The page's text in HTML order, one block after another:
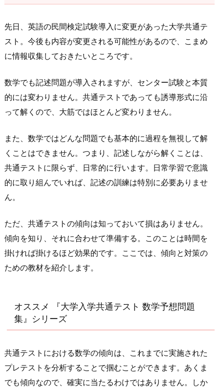
先日、英語の民間検定試験導入に変更があった大学共通テ
スト。今後も内容が変更される可能性があるので、こまめ
に情報収集しておきたいところです。
数学でも記述問題が導入されますが、センター試験と本質
的には変わりません。共通テストであっても誘導形式に沿
って解くので、大筋ではほとんど変わりません。
また、数学ではどんな問題でも基本的に過程を無視して解
くことはできません。つまり、記述しながら解くことは、
共通テストに限らず、日常的に行います。日常学習で意識
的に取り組んでいれば、記述の訓練は特別に必要ありませ
ん。
ただ、共通テストの傾向は知っておいて損はありません。
傾向を知り、それに合わせて準備する。このことは時間を
掛ければ掛けるほど効果的です。ここでは、傾向と対策の
ための教材を紹介します。
オススメ 『大学入学共通テスト 数学予想問題
集』シリーズ
共通テストにおける数学の傾向は、これまでに実施された
プレテストを分析することで掴むことができます。あくま
でも傾向なので、確実に当たるわけではありません。しか